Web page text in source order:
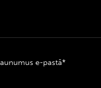
e-pastā*